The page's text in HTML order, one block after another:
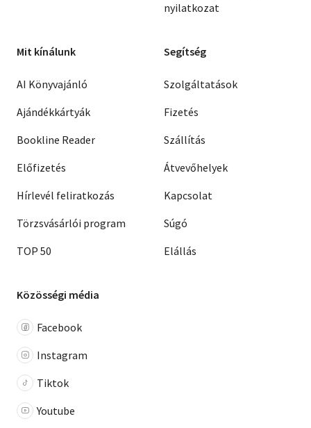
nyilatkozat
Mit kínálunk
AI Könyvajánló
Ajándékkártyák
Bookline Reader
Előfizetés
Hírlevél feliratkozás
Törzsvásárlói program
TOP 50
Segítség
Szolgáltatások
Fizetés
Szállítás
Átvevőhelyek
Kapcsolat
Súgó
Elállás
Közösségi média
Facebook
Instagram
Tiktok
Youtube